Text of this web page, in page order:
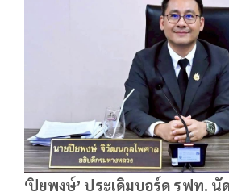
‘ปิยพงษ์’ ประเดิมบอร์ด รฟท. นั